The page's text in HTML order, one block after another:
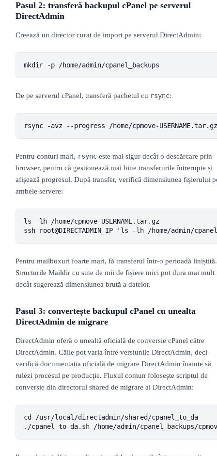
Pasul 2: transferă backupul cPanel pe serverul
DirectAdmin
Creează un director curat de import pe serverul DirectAdmin:
mkdir -p /home/admin/cpanel_backups
De pe serverul cPanel, transferă pachetul cu rsync:
rsync -avz --progress /home/cpmove-
Pentru conturi mari, rsync este mai sigur decât o descărcare prin
browser, pentru că gestionează mai bine transferurile întrerupte și
afișează progresul. După transfer, verifică dimensiunea fișierului
ambele servere:
ls -lh /home/cpmove-USERNAME.tar.gz
ssh root@DIRECTADMIN_IP 'ls -lh /home/admin/
Pentru mailboxuri foarte mari, fă transferul într-o perioadă liniștită.
Structurile Maildir cu sute de mii de fișiere mici pot dura mai mult
decât sugerează dimensiunea brută a datelor.
Pasul 3: convertește backupul cPanel cu unealta
DirectAdmin de migrare
DirectAdmin oferă o unealtă oficială de conversie cPanel către
DirectAdmin. Căile pot varia între versiunile DirectAdmin, deci
verifică documentația oficială de migrare DirectAdmin înainte să
rulezi procesul pe producție. Fluxul comun folosește scriptul de
conversie din directorul shared de migrare al DirectAdmin:
cd /usr/local/directadmin/shared/cpanel_to_da
./cpanel_to_da.sh /home/admin/cpanel_backups/